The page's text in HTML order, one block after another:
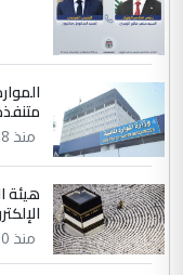
منذ 18 ساعة
هيئة
منذ 20 ساعة